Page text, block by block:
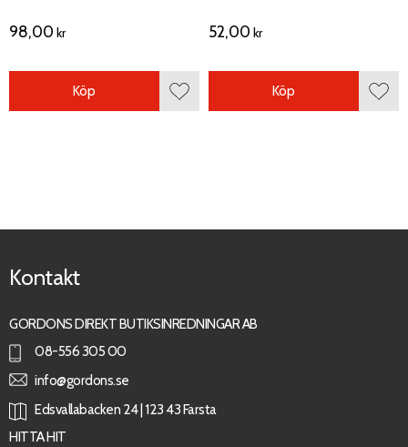
98,00 kr
Lägg till i favoriter
Köp
52,00 kr
Köp
Kontakt
GORDONS DIREKT BUTIKSINREDNINGAR AB
08-556 305 00
info@gordons.se
Edsvallabacken 24 | 123 43 Farsta
HITTA HIT